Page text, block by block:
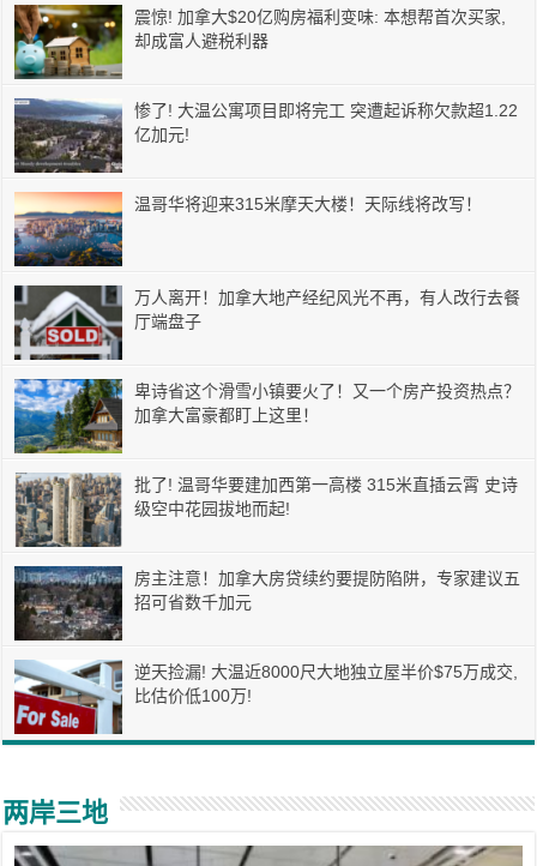
震惊! 加拿大$20亿购房福利变味: 本想帮首次买家,
却成富人避税利器
惨了! 大温公寓项目即将完工 突遭起诉称欠款超1.22
亿加元!
温哥华将迎来315米摩天大楼！天际线将改写！
万人离开！加拿大地产经纪风光不再，有人改行去餐
厅端盘子
卑诗省这个滑雪小镇要火了！又一个房产投资热点？
加拿大富豪都盯上这里！
批了! 温哥华要建加西第一高楼 315米直插云霄 史诗
级空中花园拔地而起!
房主注意！加拿大房贷续约要提防陷阱，专家建议五
招可省数千加元
逆天捡漏! 大温近8000尺大地独立屋半价$75万成交,
比估价低100万!
两岸三地